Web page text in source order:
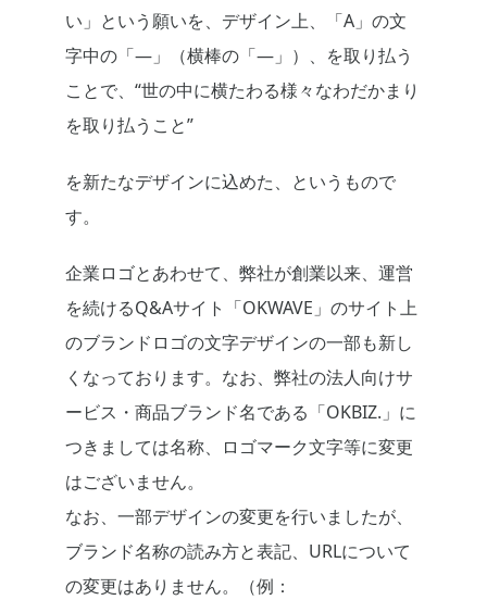
い」という願いを、デザイン上、「A」の文
字中の「―」（横棒の「―」）、を取り払う
ことで、“世の中に横たわる様々なわだかまり
を取り払うこと”
を新たなデザインに込めた、というもので
す。
企業ロゴとあわせて、弊社が創業以来、運営
を続けるQ&Aサイト「OKWAVE」のサイト上
のブランドロゴの文字デザインの一部も新し
くなっております。なお、弊社の法人向けサ
ービス・商品ブランド名である「OKBIZ.」に
つきましては名称、ロゴマーク文字等に変更
はございません。
なお、一部デザインの変更を行いましたが、
ブランド名称の読み方と表記、URLについて
の変更はありません。（例：